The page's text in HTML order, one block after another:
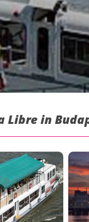
Libre in